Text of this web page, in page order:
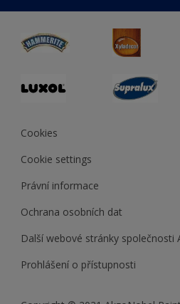
duluxprodejnabarev.cz
duluxpredajnafarieb.sk
Cookies
Cookie settings
Právní informace
Ochrana osobních dat
Další webové stránky společnosti
Prohlášení o přístupnosti